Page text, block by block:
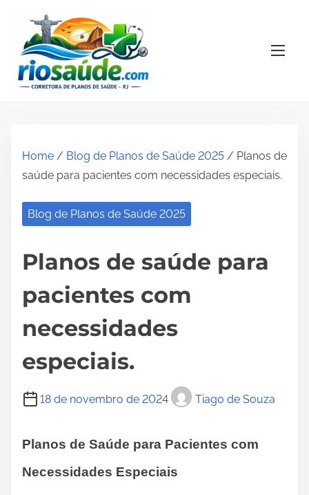
Home / Blog de Planos de Saúde 2025 / Planos de
saúde para pacientes com necessidades especiais.
Blog de Planos de Saúde 2025
Planos de saúde para
pacientes com
necessidades
especiais.
18 de novembro de 2024 Tiago de Souza
Planos de Saúde para Pacientes com
Necessidades Especiais